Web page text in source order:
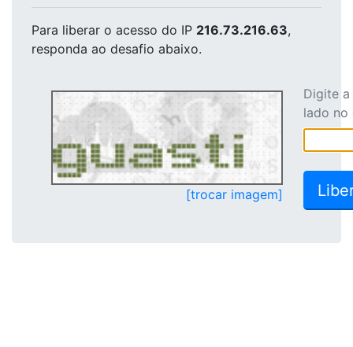
Para liberar o acesso do IP 216.73.216.63,
responda ao desafio abaixo.
[trocar imagem]
Digite
lado no